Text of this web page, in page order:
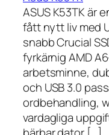
ASUS K53TK är
fått nytt liv med
snabb Crucial
fyrkärnig AMD
arbetsminne,
och USB 3.0
ordbehandling,
vardagliga